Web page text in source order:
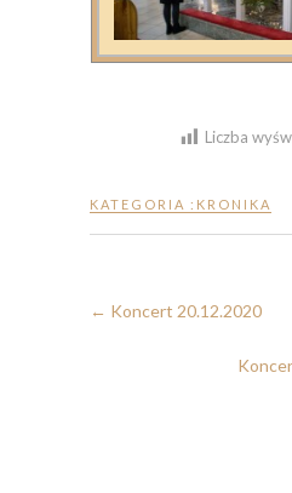
Liczba
KATEGORIA : KRONIKA
← Koncert 20.12.2020